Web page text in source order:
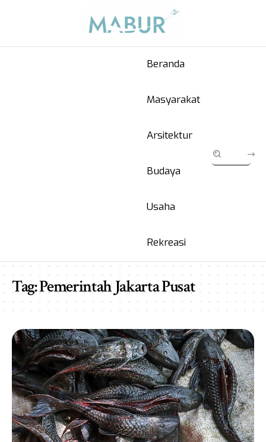
Beranda
Masyarakat
Arsitektur
Budaya
Usaha
Rekreasi
Tag:Pemerintah Jakarta Pusat